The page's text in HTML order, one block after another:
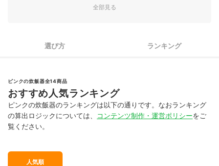
全部見る
選び方 ランキング
ピンクの炊飯器全14商品
おすすめ人気ランキング
ピンクの炊飯器のランキングは以下の通りです。なおランキング
の算出ロジックについては、
コンテンツ制作・運営ポリシーをご
覧ください。
人気順